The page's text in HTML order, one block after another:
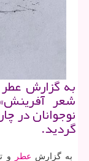
به گزارش
شعر
نوجوانان در
گردید.
به گزارش عطر
و